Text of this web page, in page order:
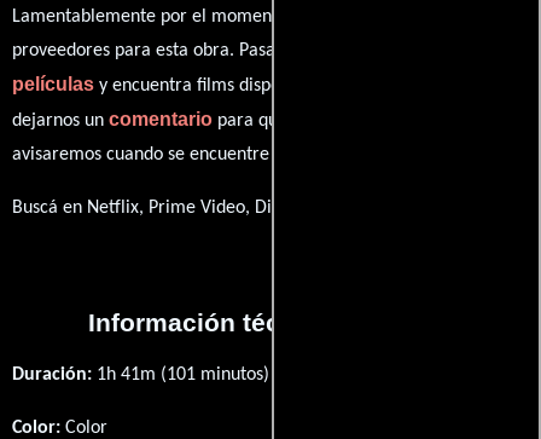
Lamentablemente por el momento no contamos con enlaces a
proveedores para esta obra. Pasa por nuestro catálogo de
películas y encuentra films disponibles. También puedes
dejarnos un comentario para que le demos prioridad y te
avisaremos cuando se encuentre disponible
Buscá en Netflix, Prime Video, Disney+
Información técnica y general
Duración: 1h 41m (101 minutos) .
Color: Color